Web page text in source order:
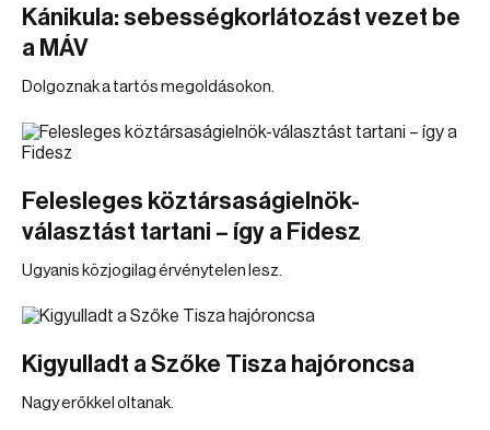
Kánikula: sebességkorlátozást vezet be
a MÁV
Dolgoznak a tartós megoldásokon.
Felesleges köztársaságielnök-
választást tartani – így a Fidesz
Ugyanis közjogilag érvénytelen lesz.
Kigyulladt a Szőke Tisza hajóroncsa
Nagy erőkkel oltanak.